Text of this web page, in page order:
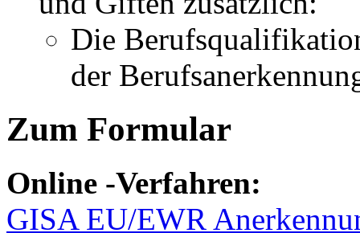
Die
der
Zum Formular
Online -Verfahren:
GISA EU/EWR